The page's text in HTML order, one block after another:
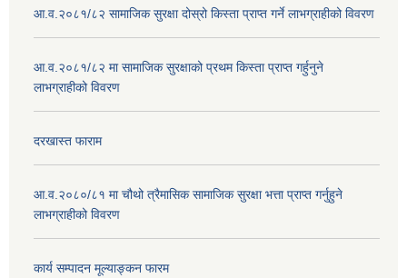
आ.व.२०८१/८२ सामाजिक सुरक्षा दोस्रो किस्ता प्राप्त गर्ने लाभग्राहीको विवरण
आ.व.२०८१/८२ मा सामाजिक सुरक्षाको प्रथम किस्ता प्राप्त गर्हुनुने
लाभग्राहीको विवरण
दरखास्त फाराम
आ.व.२०८०/८१ मा चौथो त्रैमासिक सामाजिक सुरक्षा भत्ता प्राप्त गर्नुहुने
लाभग्राहीको विवरण
कार्य सम्पादन मूल्याङ्कन फारम